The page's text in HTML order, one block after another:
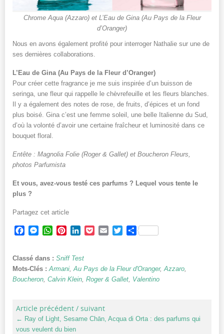
Chrome Aqua (Azzaro) et L’Eau de Gina (Au Pays de la Fleur
d’Oranger)
Nous en avons également profité pour interroger Nathalie sur une de
ses dernières collaborations.
L’Eau de Gina (Au Pays de la Fleur d’Oranger)
Pour créer cette fragrance je me suis inspirée d’un buisson de
seringa, une fleur qui rappelle le chèvrefeuille et les fleurs blanches.
Il y a également des notes de rose, de fruits, d’épices et un fond
plus boisé. Gina c’est une femme soleil, une belle Italienne du Sud,
d’où la volonté d’avoir une certaine fraîcheur et luminosité dans ce
bouquet floral.
Entête : Magnolia Folie (Roger & Gallet) et Boucheron Fleurs,
photos Parfumista
Et vous, avez-vous testé ces parfums ? Lequel vous tente le
plus ?
Partagez cet article
Facebook
Messenger
WhatsApp
PinterestLinkedInPocketEmailTwitterPartager
Classé dans : Sniff Test
Mots-Clés :Armani,Au Pays de la Fleur d'Oranger,Azzaro,
Boucheron, Calvin Klein, Roger & Gallet, Valentino
Article précédent / suivant
← Ray of Light, Sesame Chān, Acqua di Orta : des parfums qui
vous veulent du bien